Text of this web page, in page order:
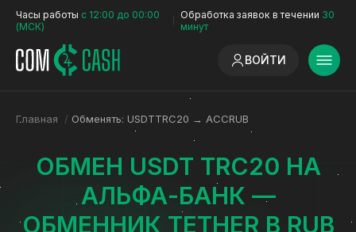
Часы работы с 12:00 до 00:00
(МСК)
Обработка заявок в течении 30
минут
ВОЙТИ
Главная / Обменять: USDTTRC20 → ACCRUB
ОБМЕН USDT TRC20 НА
АЛЬФА-БАНК —
ОБМЕННИК TETHER В RUB